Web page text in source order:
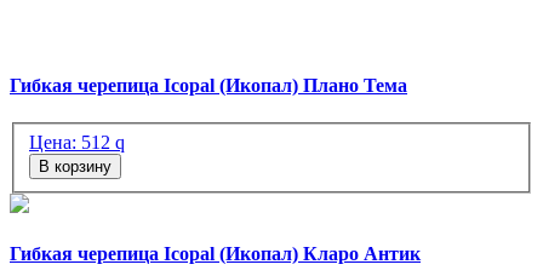
Гибкая черепица Icopal (Икопал) Плано Тема
Цена: 512 q
В корзину
Гибкая черепица Icopal (Икопал) Кларо Антик